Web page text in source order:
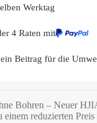
Werktag
4 Raten mit
Beitrag für die
Bohren – Neuer
reduzierten